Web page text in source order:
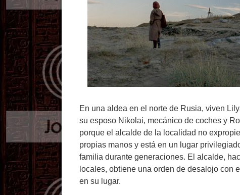
En una aldea en el norte de Rusia, viven
su esposo Nikolai, mecánico de coches y
porque el alcalde de la localidad no
propias manos y está en un lugar
familia durante generaciones. El alcalde,
locales, obtiene una orden de desalojo con
en su lugar.